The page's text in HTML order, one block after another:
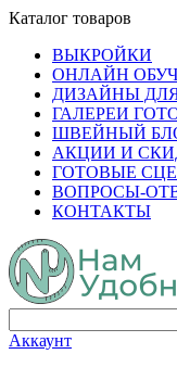
Каталог товаров
ВЫКРОЙКИ
ОНЛАЙН
ДИЗАЙНЫ
ГАЛЕРЕИ
ШВЕЙНЫЙ
АКЦИИ И
ГОТОВЫЕ
ВОПРОСЫ-
КОНТАКТЫ
Аккаунт